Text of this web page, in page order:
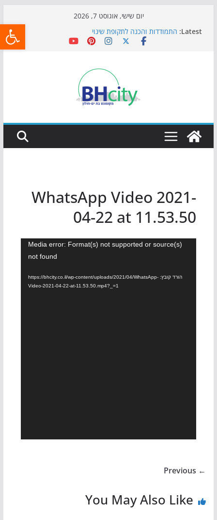
יום שישי, אוגוסט 7, 2026
Latest: התמודדות והכנה לתקופת שינוי
אי ההרפתקאות ממשיך לכבוש את הגינות: מאות משפחות
כדורגל באווירה מיוחדת: הקרנת גמר המונדיאל בטרמינל
הקיץ של בני הנוער בבת־ים: חוף הריביירה הופך למרחב
בטוח בשעות הערב
WhatsApp Video 2021-
04-22 at 11.53.50
Media error: Format(s) not supported or source(s)
not found
הורד קובץ: https://bhcity.co.il/wp-content/uploads/2021/04/WhatsApp-
Video-2021-04-22-at-11.53.50.mp4?_=1
← Previous
You May Also Like